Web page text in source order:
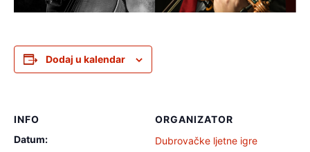
Dodaj u kalendar
INFO
Datum:
ORGANIZATOR
Dubrovačke ljetne igre